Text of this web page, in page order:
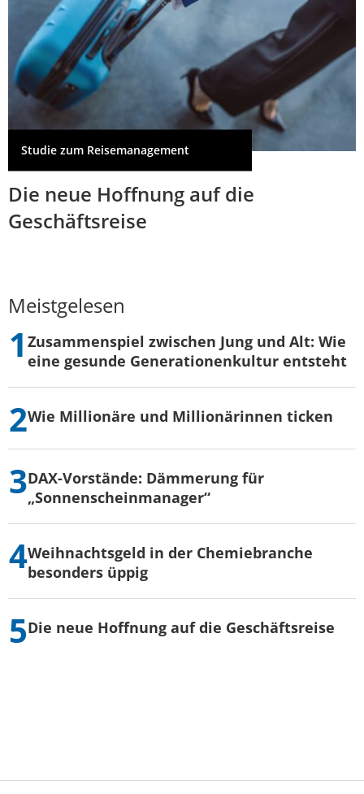
Studie zum Reisemanagement
Die neue Hoffnung auf die
Geschäftsreise
Meistgelesen
Zusammenspiel zwischen Jung und Alt: Wie
eine gesunde Generationenkultur entsteht
Wie Millionäre und Millionärinnen ticken
DAX-Vorstände: Dämmerung für
„Sonnenscheinmanager“
Weihnachtsgeld in der Chemiebranche
besonders üppig
Die neue Hoffnung auf die Geschäftsreise